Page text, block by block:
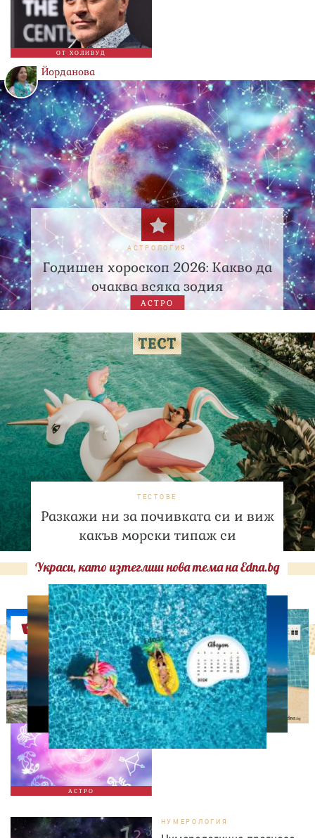
ОТ ХОЛИВУД
Йорданова
АСТРОЛОГИЯ
Годишен хороскоп 2026: Какво да
очаква всяка зодия
АСТРО
ТЕСТОВЕ
Разкажи ни за почивката си и виж
какъв морски типаж си
Украси, като изтеглиш нова тема на Edna.bg
Оферти
АСТРО
АСТРОЛОГИЯ
Дневен хороскоп за 7
август, петък
НУМЕРОЛОГИЯ